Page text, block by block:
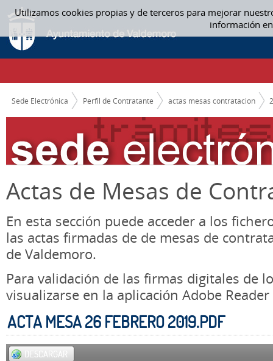
Utilizamos cookies propias y de terceros para mejorar
información
Saltar al contenido
ACTAS MESAS CONTRATACION
CAMINO DE MIGAS
Sede Electrónica Perfil de Contratante actas mesas contratacion
Actas de Mesas de
En esta sección puede acceder a los
las actas firmadas de de mesas de
de Valdemoro.
Para validación de las firmas digitales de
visualizarse en la aplicación Adobe Reader
ACTA MESA 26 FEBRERO 2019.PDF
DESCARGAR